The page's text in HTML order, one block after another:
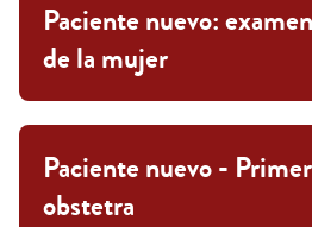
Paciente nuevo:
de la mujer
Paciente nuevo -
obstetra